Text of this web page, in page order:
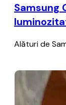
Samsung
Alături de